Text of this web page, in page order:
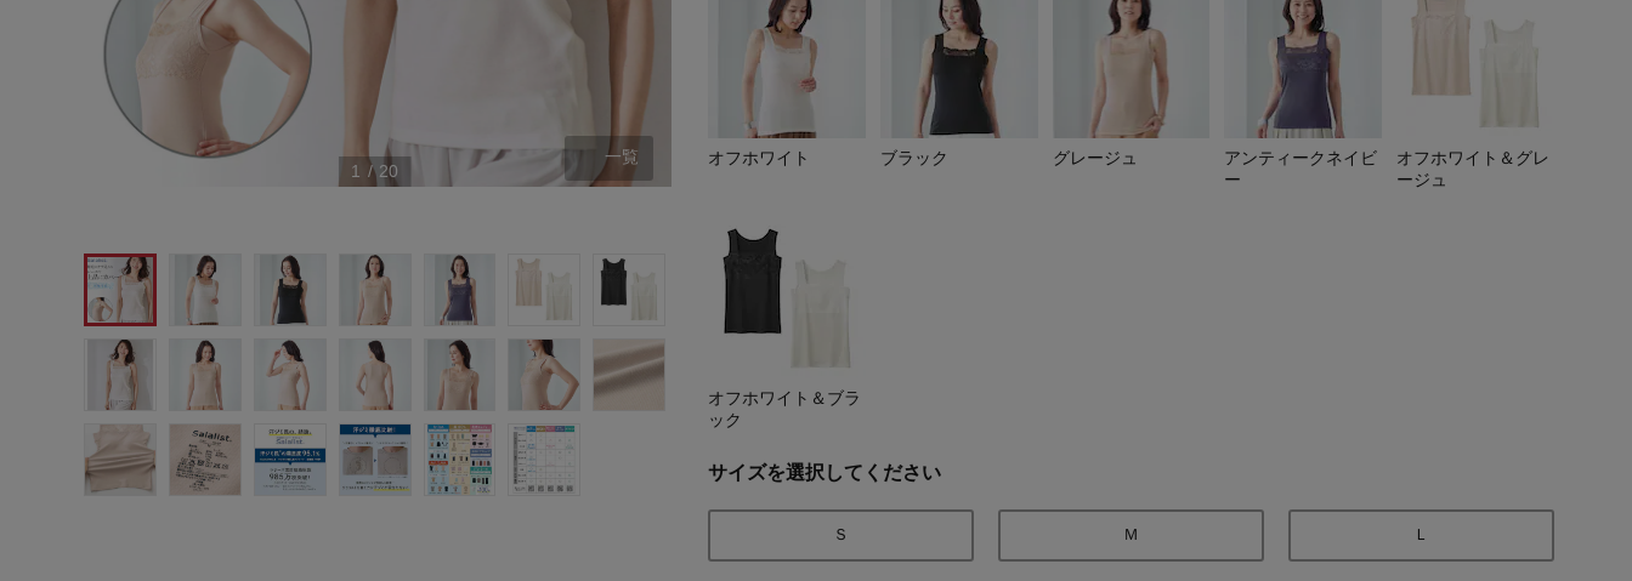
1 / 20
一覧 オフホワイト ブラック グレージュ
アンティークネイビ
ー
オフホワイト＆グレ
ージュ
オフホワイト＆ブラ
ック
サイズを選択してください
Ｓ Ｍ Ｌ